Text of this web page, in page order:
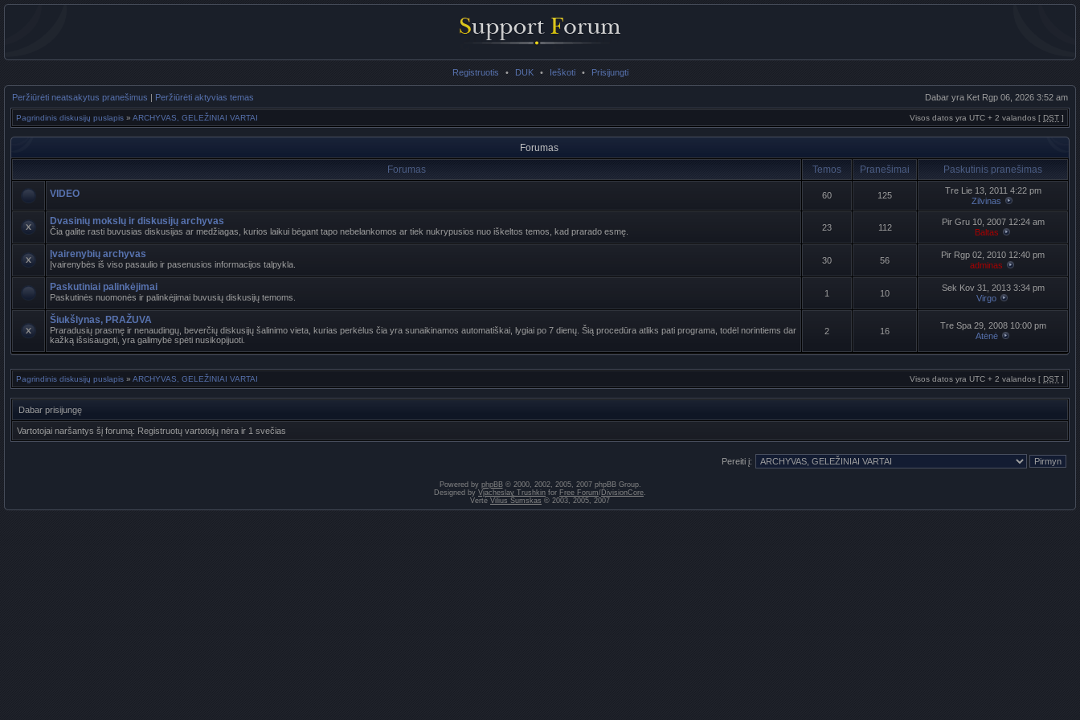
Registruotis • DUK • Ieškoti • Prisijungti
Peržiūrėti neatsakytus pranešimus | Peržiūrėti aktyvias temas Dabar yra Ket Rgp 06, 2026 3:52 am
Pagrindinis diskusijų puslapis » ARCHYVAS, GELEŽINIAI VARTAI Visos datos yra UTC + 2 valandos [ DST ]
Forumas
Forumas
Temos Pranešimai Paskutinis pranešimas
VIDEO 60 125
Tre Lie 13, 2011 4:22 pm
Zilvinas
Dvasinių mokslų ir diskusijų archyvas
Čia galite rasti buvusias diskusijas ar medžiagas, kurios laikui bėgant tapo nebelankomos ar tiek nukrypusios nuo iškeltos temos, kad prarado esmę. 23 112
Pir Gru 10, 2007 12:24 am
Baltas
Įvairenybių archyvas
Įvairenybės iš viso pasaulio ir pasenusios informacijos talpykla. 30 56
Pir Rgp 02, 2010 12:40 pm
adminas
Paskutiniai palinkėjimai
Paskutinės nuomonės ir palinkėjimai buvusių diskusijų temoms. 1 10
Sek Kov 31, 2013 3:34 pm
Virgo
Šiukšlynas, PRAŽUVA
Praradusių prasmę ir nenaudingų, beverčių diskusijų šalinimo vieta, kurias perkėlus čia yra sunaikinamos automatiškai, lygiai po 7 dienų. Šią procedūra atliks pati programa, todėl norintiems dar
kažką išsisaugoti, yra galimybė spėti nusikopijuoti.
2 16
Tre Spa 29, 2008 10:00 pm
Atėnė
Pagrindinis diskusijų puslapis » ARCHYVAS, GELEŽINIAI VARTAI Visos datos yra UTC + 2 valandos [ DST ]
Dabar prisijungę
Vartotojai naršantys šį forumą: Registruotų vartotojų nėra ir 1 svečias
Pereiti į:
Powered by phpBB© 2000, 2002, 2005, 2007 phpBB Group.
Designed by Vjacheslav Trushkin for Free Forum/DivisionCore.
Vertė Vilius Šumskas © 2003, 2005, 2007